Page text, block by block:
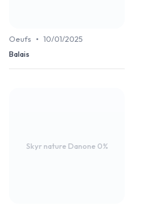
Oeufs • 10/01/2025
Balais
Skyr nature Danone 0%